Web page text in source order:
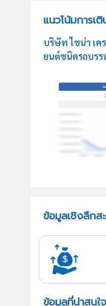
แนวโน้มการเ
บริษัท ไชน่า เค
ยนต์ชนิดรถบร
ข้อมูลเชิงลึกส
ข้อมูลที่น่าสนใ